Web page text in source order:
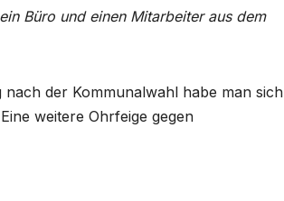
Büro und einen Mitarbeiter aus dem
der Kommunalwahl habe man sich
weitere Ohrfeige gegen